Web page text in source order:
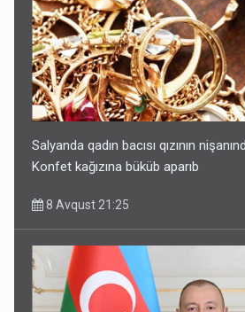
Salyanda qadın bacısı qızının
Konfet kağızına büküb aparıb
8 Avqust 21:25